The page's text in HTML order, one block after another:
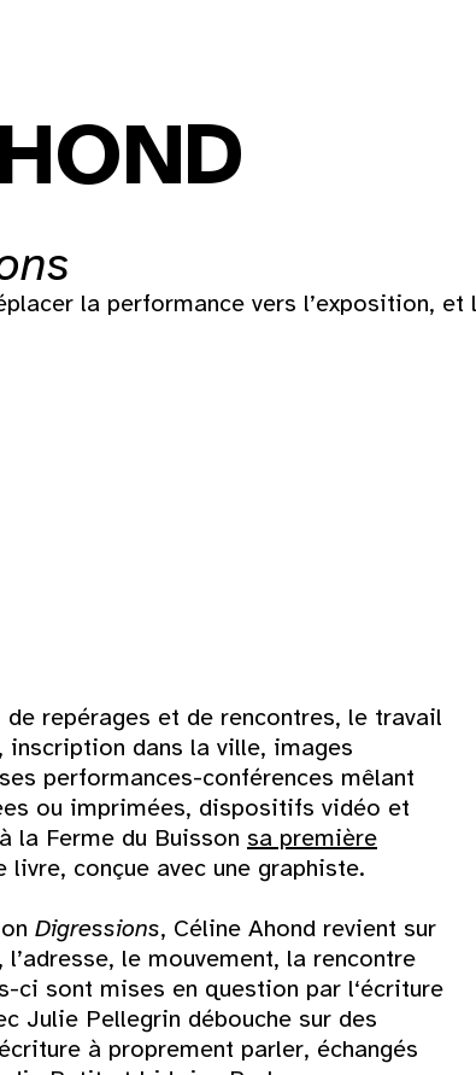
la performance vers l’exposition,
repérages et de rencontres, le travail
inscription dans la ville, images
performances-conférences mêlant
ou imprimées, dispositifs vidéo et
la Ferme du Buisson sa première
livre, conçue avec une graphiste.
Digressions, Céline Ahond revient sur
le mouvement, la rencontre
ci sont mises en question par l‘écriture
Julie Pellegrin débouche sur des
à proprement parler, échangés